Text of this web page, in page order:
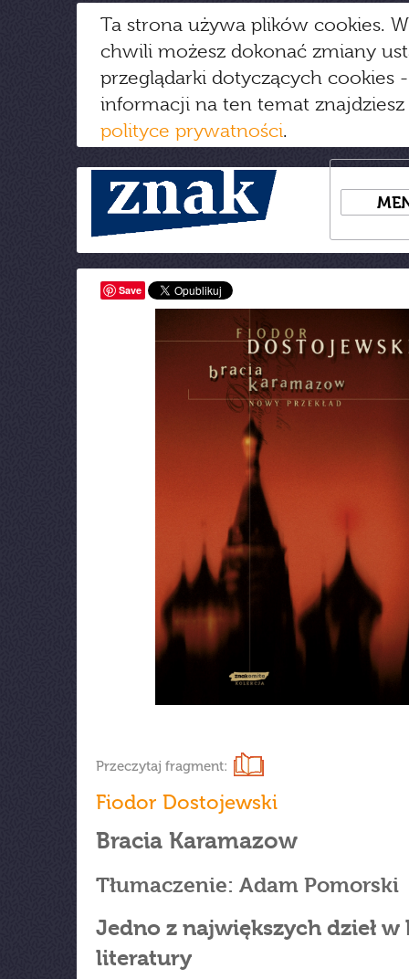
Ta strona używa plików cookies.
chwili możesz dokonać zmiany
przeglądarki dotyczących cookies
informacji na ten temat
polityce prywatności.
Save
Przeczytaj fragment:
Fiodor Dostojewski
Bracia Karamazow
Tłumaczenie: Adam Pomorski
Jedno z największych dzieł
literatury